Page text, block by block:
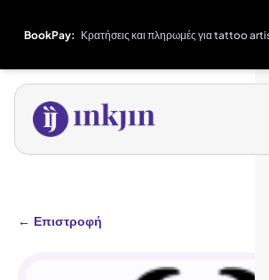
BookPay: Κρατήσεις και πληρωμές για tattoo
← Επιστροφή